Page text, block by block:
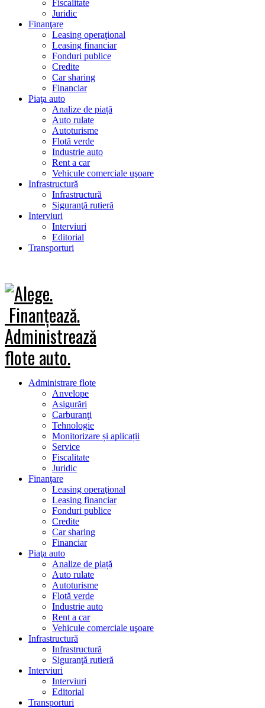
Fiscalitate
Juridic
Finanţare
Leasing operaţional
Leasing financiar
Fonduri publice
Credite
Car sharing
Financiar
Piaţa auto
Analize de piață
Auto rulate
Autoturisme
Flotă verde
Industrie auto
Rent a car
Vehicule comerciale uşoare
Infrastructură
Infrastructură
Siguranţă rutieră
Interviuri
Interviuri
Editorial
Transporturi
Administrare flote
Anvelope
Asigurări
Carburanţi
Tehnologie
Monitorizare și aplicații
Service
Fiscalitate
Juridic
Finanţare
Leasing operaţional
Leasing financiar
Fonduri publice
Credite
Car sharing
Financiar
Piaţa auto
Analize de piață
Auto rulate
Autoturisme
Flotă verde
Industrie auto
Rent a car
Vehicule comerciale uşoare
Infrastructură
Infrastructură
Siguranţă rutieră
Interviuri
Interviuri
Editorial
Transporturi